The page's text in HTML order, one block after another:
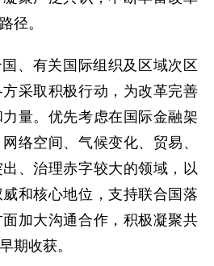
径。
、有关国际组织及区域次区
采取积极行动，为改革完善
量。优先考虑在国际金融架
络空间、气候变化、贸易、
、治理赤字较大的领域，以
和核心地位，支持联合国落
加大沟通合作，积极凝聚共
期收获。